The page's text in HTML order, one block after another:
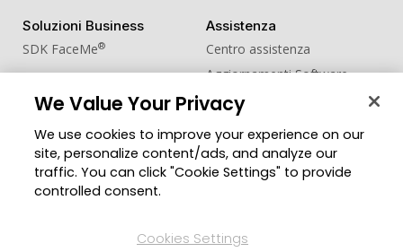
Soluzioni Business
SDK FaceMe®
Assistenza
Centro assistenza
Aggiornamenti Software
Centro Apprendimento
Comunità
Zona Utenti
Blog
Cambia regione
We Value Your Privacy
We use cookies to improve your experience on our
site, personalize content/ads, and analyze our
traffic. You can click "Cookie Settings" to provide
controlled consent.
Cookies Settings